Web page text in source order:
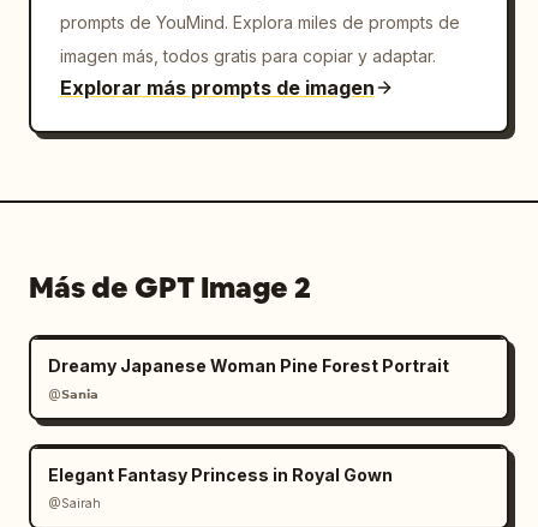
prompts de YouMind. Explora miles de prompts de
imagen más, todos gratis para copiar y adaptar.
Explorar más prompts de imagen
Más de GPT Image 2
Dreamy Japanese Woman Pine Forest Portrait
@𝗦𝗮𝗻𝗶𝗮
Elegant Fantasy Princess in Royal Gown
@Sairah